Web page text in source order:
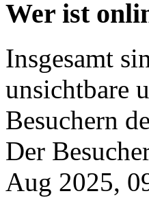
Wer ist
Insgesamt
unsichtbare
Besuchern
Der
Aug 2025,